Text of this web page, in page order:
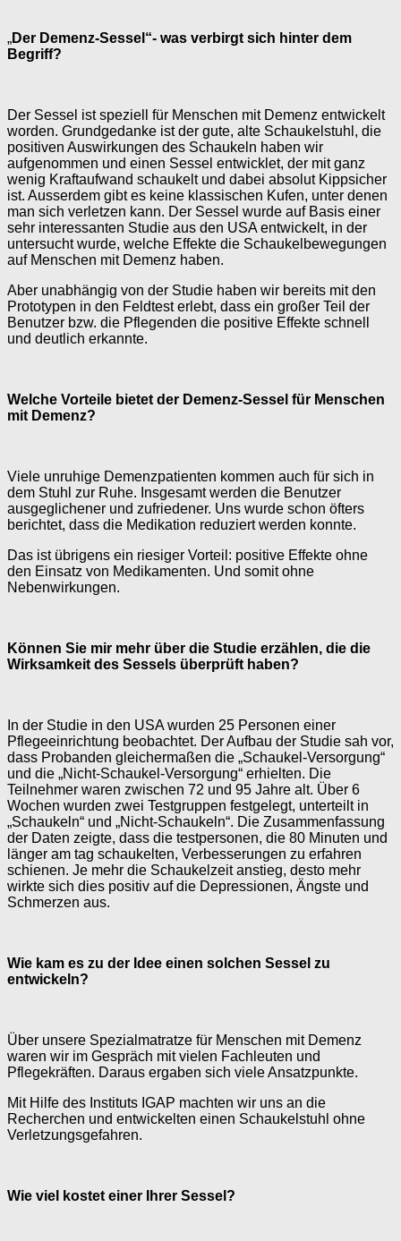
„Der Demenz-Sessel“- was verbirgt sich hinter dem
Begriff?
Der Sessel ist speziell für Menschen mit Demenz entwickelt
worden. Grundgedanke ist der gute, alte Schaukelstuhl, die
positiven Auswirkungen des Schaukeln haben wir
aufgenommen und einen Sessel entwicklet, der mit ganz
wenig Kraftaufwand schaukelt und dabei absolut Kippsicher
ist. Ausserdem gibt es keine klassischen Kufen, unter denen
man sich verletzen kann. Der Sessel wurde auf Basis einer
sehr interessanten Studie aus den USA entwickelt, in der
untersucht wurde, welche Effekte die Schaukelbewegungen
auf Menschen mit Demenz haben.
Aber unabhängig von der Studie haben wir bereits mit den
Prototypen in den Feldtest erlebt, dass ein großer Teil der
Benutzer bzw. die Pflegenden die positive Effekte schnell
und deutlich erkannte.
Welche Vorteile bietet der Demenz-Sessel für Menschen
mit Demenz?
Viele unruhige Demenzpatienten kommen auch für sich in
dem Stuhl zur Ruhe. Insgesamt werden die Benutzer
ausgeglichener und zufriedener. Uns wurde schon öfters
berichtet, dass die Medikation reduziert werden konnte.
Das ist übrigens ein riesiger Vorteil: positive Effekte ohne
den Einsatz von Medikamenten. Und somit ohne
Nebenwirkungen.
Können Sie mir mehr über die Studie erzählen, die die
Wirksamkeit des Sessels überprüft haben?
In der Studie in den USA wurden 25 Personen einer
Pflegeeinrichtung beobachtet. Der Aufbau der Studie sah vor,
dass Probanden gleichermaßen die „Schaukel-Versorgung“
und die „Nicht-Schaukel-Versorgung“ erhielten. Die
Teilnehmer waren zwischen 72 und 95 Jahre alt. Über 6
Wochen wurden zwei Testgruppen festgelegt, unterteilt in
„Schaukeln“ und „Nicht-Schaukeln“. Die Zusammenfassung
der Daten zeigte, dass die testpersonen, die 80 Minuten und
länger am tag schaukelten, Verbesserungen zu erfahren
schienen. Je mehr die Schaukelzeit anstieg, desto mehr
wirkte sich dies positiv auf die Depressionen, Ängste und
Schmerzen aus.
Wie kam es zu der Idee einen solchen Sessel zu
entwickeln?
Über unsere Spezialmatratze für Menschen mit Demenz
waren wir im Gespräch mit vielen Fachleuten und
Pflegekräften. Daraus ergaben sich viele Ansatzpunkte.
Mit Hilfe des Instituts IGAP machten wir uns an die
Recherchen und entwickelten einen Schaukelstuhl ohne
Verletzungsgefahren.
Wie viel kostet einer Ihrer Sessel?